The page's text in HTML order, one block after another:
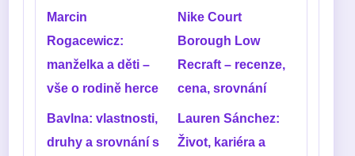
Marcin
Rogacewicz:
manželka a děti –
vše o rodině herce
Nike Court
Borough Low
Recraft – recenze,
cena, srovnání
Bavlna: vlastnosti,
druhy a srovnání s
Lauren Sánchez:
Život, kariéra a